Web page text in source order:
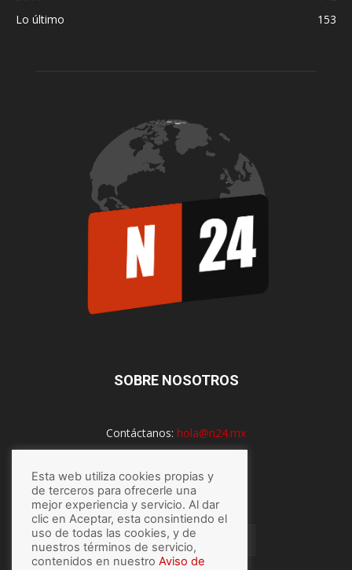
Lo último
153
SOBRE NOSOTROS
Contáctanos: hola@n24.mx
SÍGUENOS
Esta web utiliza cookies propias y
de terceros para ofrecerle una
mejor experiencia y servicio. Al dar
clic en Aceptar, esta consintiendo el
uso de todas las cookies, y de
nuestros términos de servicio,
contenidos en nuestro Aviso de